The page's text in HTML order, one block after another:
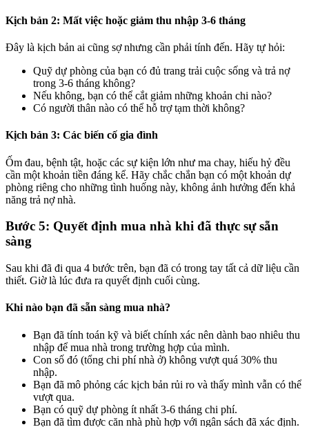
Kịch bản 2: Mất việc hoặc giảm thu nhập 3-6 tháng
Đây là kịch bản ai cũng sợ nhưng cần phải tính đến. Hãy tự hỏi:
Quỹ dự phòng của bạn có đủ trang trải cuộc sống và trả nợ
trong 3-6 tháng không?
Nếu không, bạn có thể cắt giảm những khoản chi nào?
Có người thân nào có thể hỗ trợ tạm thời không?
Kịch bản 3: Các biến cố gia đình
Ốm đau, bệnh tật, hoặc các sự kiện lớn như ma chay, hiếu hỷ đều
cần một khoản tiền đáng kể. Hãy chắc chắn bạn có một khoản dự
phòng riêng cho những tình huống này, không ảnh hưởng đến khả
năng trả nợ nhà.
Bước 5: Quyết định mua nhà khi đã thực sự sẵn
sàng
Sau khi đã đi qua 4 bước trên, bạn đã có trong tay tất cả dữ liệu cần
thiết. Giờ là lúc đưa ra quyết định cuối cùng.
Khi nào bạn đã sẵn sàng mua nhà?
Bạn đã tính toán kỹ và biết chính xác nên dành bao nhiêu thu
nhập để mua nhà trong trường hợp của mình.
Con số đó (tổng chi phí nhà ở) không vượt quá 30% thu
nhập.
Bạn đã mô phỏng các kịch bản rủi ro và thấy mình vẫn có thể
vượt qua.
Bạn có quỹ dự phòng ít nhất 3-6 tháng chi phí.
Bạn đã tìm được căn nhà phù hợp với ngân sách đã xác định.